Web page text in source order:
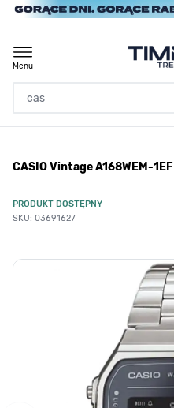
Przejdź do treści
Menu
/ CASIO Vintage A168WEM-1EF
CASIO Vintage A168WEM-1EF
PRODUKT DOSTĘPNY
SKU: 03691627